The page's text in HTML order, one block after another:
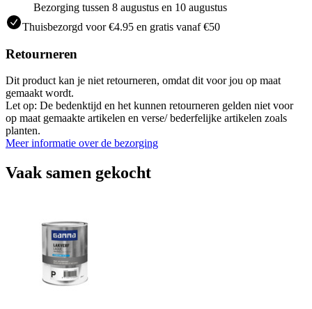
Bezorging tussen 8 augustus en 10 augustus
Thuisbezorgd voor €4.95 en gratis vanaf €50
Retourneren
Dit product kan je niet retourneren, omdat dit voor jou op maat
gemaakt wordt.
Let op: De bedenktijd en het kunnen retourneren gelden niet voor
op maat gemaakte artikelen en verse/ bederfelijke artikelen zoals
planten.
Meer informatie over de bezorging
Vaak samen gekocht